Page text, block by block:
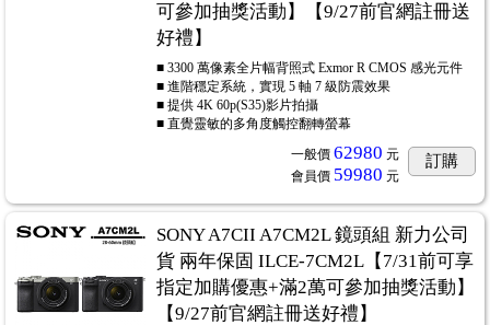
可參加抽獎活動】【9/27前官網註冊送
好禮】
■ 3300 萬像素全片幅背照式 Exmor R CMOS 感光元件
■ 進階穩定系統，實現 5 軸 7 級防震效果
■ 提供 4K 60p(S35)影片拍攝
■ 直覺靈敏的多角度觸控翻轉螢幕
一般價 62980 元
會員價 59980 元
訂購
SONY A7CII A7CM2L 鏡頭組 新力公司
貨 兩年保固 ILCE-7CM2L【7/31前可享
指定加購優惠+滿2萬可參加抽獎活動】
【9/27前官網註冊送好禮】